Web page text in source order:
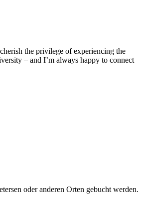
the privilege of experiencing the
– and I’m always happy to connect
oder anderen Orten gebucht werden.